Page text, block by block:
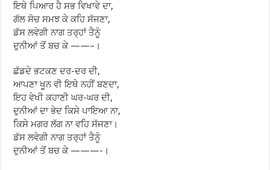
ਇਥੇ ਪਿਆਰ ਹੈ ਸਭ ਵਿਖਾਵੇ ਦਾ,
ਗੱਲ ਸੋਚ ਸਮਝ ਕੇ ਕਹਿ ਸੱਜਣਾ,
ਡੱਸ ਲਵੇਗੀ ਨਾਗ ਤਰ੍ਹਾਂ ਤੈਨੂੰ
ਦੁਨੀਆਂ ਤੋਂ ਬਚ ਕੇ ——–।
ਛੱਡਦੇ ਭਟਕਣ ਦਰ-ਦਰ ਦੀ,
ਆਪਣਾ ਖੂਨ ਵੀ ਇਥੇ ਨਹੀਂ ਬਣਦਾ,
ਇਹ ਵੇਖੀ ਕਹਾਣੀ ਘਰ-ਘਰ ਦੀ,
ਦੁਨੀਆਂ ਦਾ ਭੇਦ ਕਿਸੇ ਪਾਇਆ ਨਾ,
ਕਿਸੇ ਮਗਰ ਲੱਗ ਨਾ ਵਹਿ ਸੱਜਣਾ।
ਡੱਸ ਲਵੇਗੀ ਨਾਗ ਤਰ੍ਹਾਂ ਤੈਨੂੰ
ਦੁਨੀਆਂ ਤੋਂ ਬਚ ਕੇ ———-।